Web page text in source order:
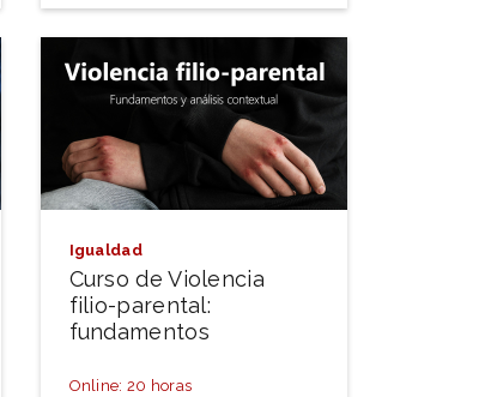
Igualdad
Curso de Violencia
filio-parental:
fundamentos
Online: 20 horas